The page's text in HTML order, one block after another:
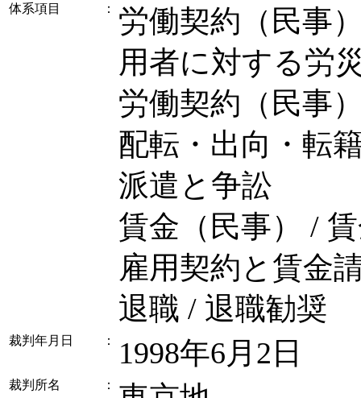
体系項目 ：
労働契約（民事
用者に対する労
労働契約（民事
配転・出向・転
派遣と争訟
賃金（民事） /
雇用契約と賃金
退職 / 退職勧奨
裁判年月日 ： 1998年6月2日
裁判所名 ：